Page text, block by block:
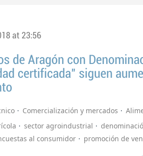
at 23:56
de Aragón con
certificada" siguen
Comercialización y mercados
sector agroindustrial
al consumidor promoción de